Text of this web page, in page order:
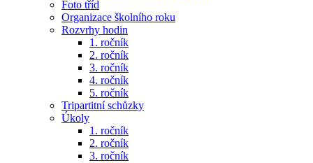
Foto tříd
Organizace školního roku
Rozvrhy hodin
1. ročník
2. ročník
3. ročník
4. ročník
5. ročník
Tripartitní schůzky
Úkoly
1. ročník
2. ročník
3. ročník